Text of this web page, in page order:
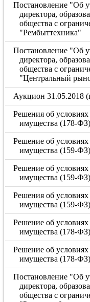
Постановление "Об
директора,
общества с
"Рембыттехника"
Постановление "Об
директора,
общества с
"Центральный
Аукцион 31.05.2018
Решения об
имущества (178-ФЗ)
Решение об
имущества (159-ФЗ)
Решение об
имущества (159-ФЗ)
Решения об
имущества (159-ФЗ)
Решение об
имущества (178-ФЗ)
Решение об
имущества (178-ФЗ)
Постановление "Об
директора,
общества с